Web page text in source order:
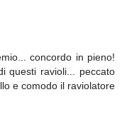
concordo in pieno!
questi ravioli... peccato
e comodo il raviolatore